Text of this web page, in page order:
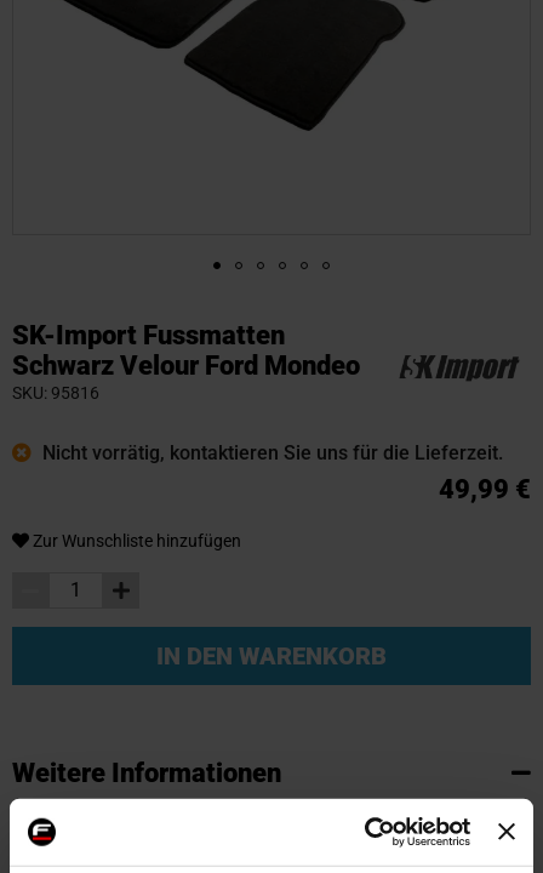
SK-Import Fussmatten
Schwarz Velour Ford Mondeo
SKU 95816
Nicht vorrätig, kontaktieren Sie uns für die Lieferzeit.
49,99 €
Zur Wunschliste hinzufügen
IN DEN WARENKORB
Anfang
der
Bildgalerie
Weitere Informationen
Weitere
Informationen
SKU
Marke
SK-Import